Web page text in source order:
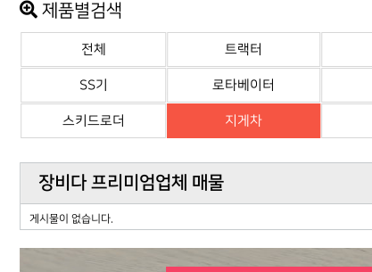
제품별검색
전체 트랙터
SS기 로타베이터
스키드로더 지게차
장비다 프리미엄업체 매물
게시물이 없습니다.